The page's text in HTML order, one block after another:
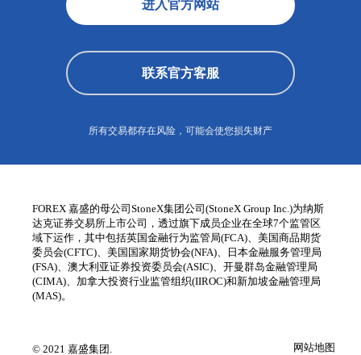
进入官方网站
联系官方客服
所有交易都存在风险，可能会使您损失财产
FOREX 嘉盛的母公司StoneX集团公司(StoneX Group Inc.)为纳斯
达克证券交易所上市公司，透过旗下成员企业在全球7个监管区
域下运作，其中包括英国金融行为监管局(FCA)、美国商品期货
委员会(CFTC)、美国国家期货协会(NFA)、日本金融服务管理局
(FSA)、澳大利亚证券投资委员会(ASIC)、开曼群岛金融管理局
(CIMA)、加拿大投资行业监管组织(IIROC)和新加坡金融管理局
(MAS)。
© 2021 嘉盛集团. 网站地图